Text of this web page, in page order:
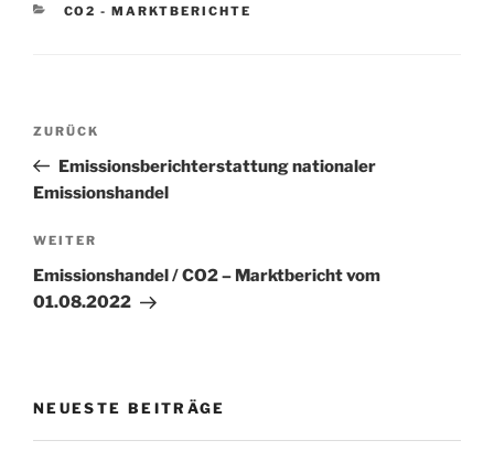
KATEGORIEN
CO2 - MARKTBERICHTE
Beitragsnavigation
Vorheriger
Beitrag
ZURÜCK
Emissionsberichterstattung nationaler
Emissionshandel
Nächster
Beitrag
WEITER
Emissionshandel / CO2 – Marktbericht vom
01.08.2022
NEUESTE BEITRÄGE